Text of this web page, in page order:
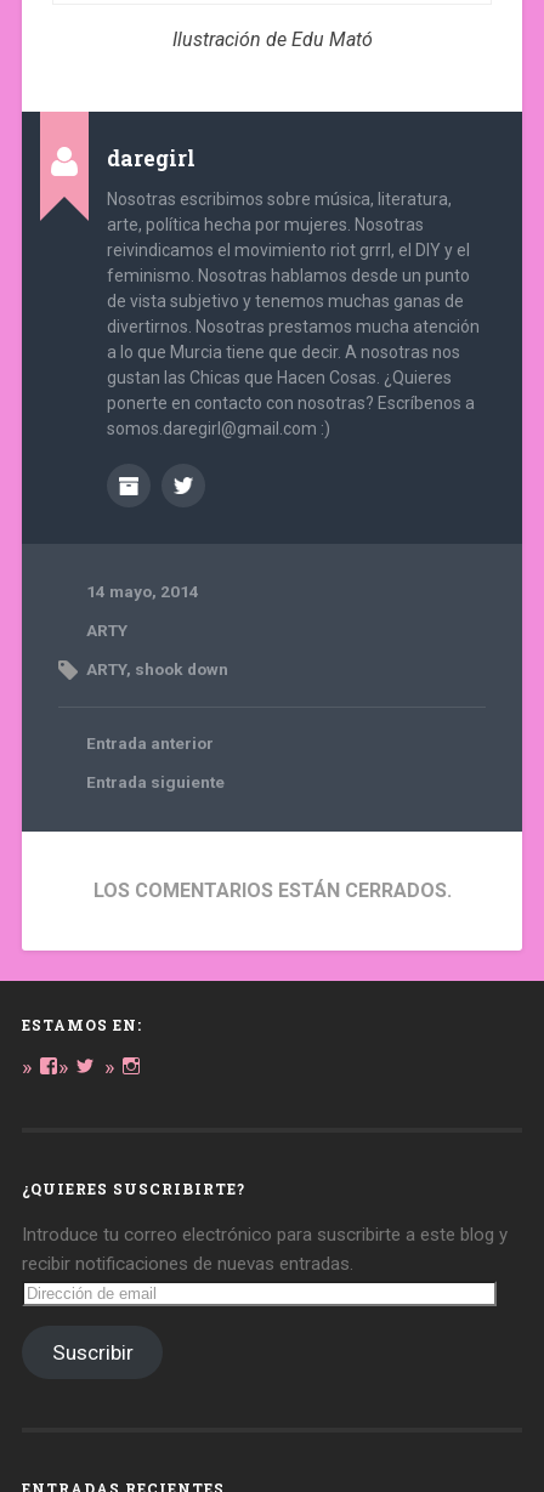
Ilustración de Edu Mató
daregirl
Nosotras escribimos sobre música, literatura,
arte, política hecha por mujeres. Nosotras
reivindicamos el movimiento riot grrrl, el DIY y el
feminismo. Nosotras hablamos desde un punto
de vista subjetivo y tenemos muchas ganas de
divertirnos. Nosotras prestamos mucha atención
a lo que Murcia tiene que decir. A nosotras nos
gustan las Chicas que Hacen Cosas. ¿Quieres
ponerte en contacto con nosotras? Escríbenos a
somos.daregirl@gmail.com :)
14 mayo, 2014
ARTY
ARTY, shook down
Entrada anterior
Entrada siguiente
LOS COMENTARIOS ESTÁN CERRADOS.
ESTAMOS EN:
Ver Ver
Ver
¿QUIERES SUSCRIBIRTE?
Introduce tu correo electrónico para suscribirte a este blog y
recibir notificaciones de nuevas entradas.
Dirección
de
Suscribir